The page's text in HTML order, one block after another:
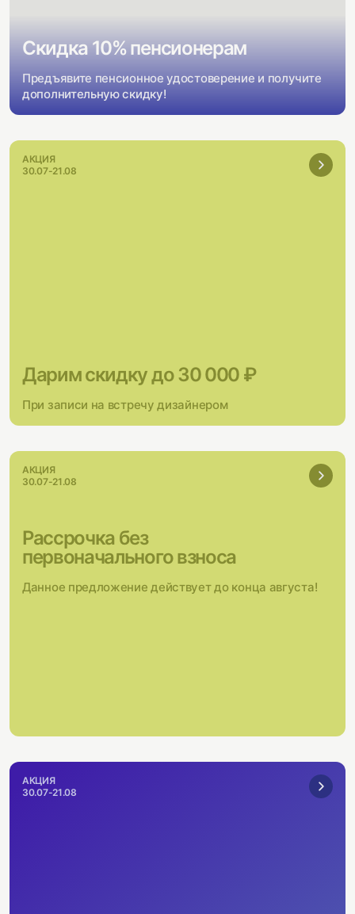
Скидка 10% пенсионерам
Предъявите пенсионное удостоверение и получите
дополнительную скидку!
АКЦИЯ
30.07-21.08
Дарим скидку до 30 000 ₽
При записи на встречу дизайнером
АКЦИЯ
30.07-21.08
Рассрочка без
первоначального взноса
Данное предложение действует до конца августа!
АКЦИЯ
30.07-21.08